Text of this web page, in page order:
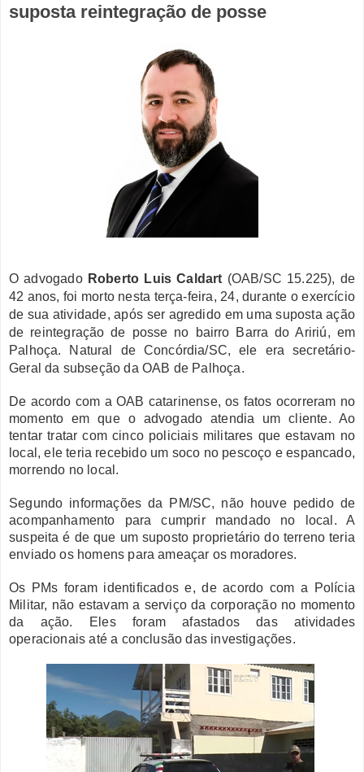
suposta reintegração de posse
O advogado Roberto Luis Caldart (OAB/SC 15.225), de
42 anos, foi morto nesta terça-feira, 24, durante o exercício
de sua atividade, após ser agredido em uma suposta ação
de reintegração de posse no bairro Barra do Aririú, em
Palhoça. Natural de Concórdia/SC, ele era secretário-
Geral da subseção da OAB de Palhoça.
De acordo com a OAB catarinense, os fatos ocorreram no
momento em que o advogado atendia um cliente. Ao
tentar tratar com cinco policiais militares que estavam no
local, ele teria recebido um soco no pescoço e espancado,
morrendo no local.
Segundo informações da PM/SC, não houve pedido de
acompanhamento para cumprir mandado no local. A
suspeita é de que um suposto proprietário do terreno teria
enviado os homens para ameaçar os moradores.
Os PMs foram identificados e, de acordo com a Polícia
Militar, não estavam a serviço da corporação no momento
da ação. Eles foram afastados das atividades
operacionais até a conclusão das investigações.